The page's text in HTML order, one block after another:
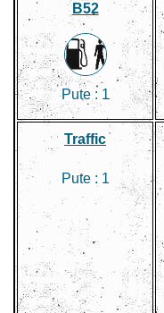
B52
Pute : 1
Traffic
Pute : 1